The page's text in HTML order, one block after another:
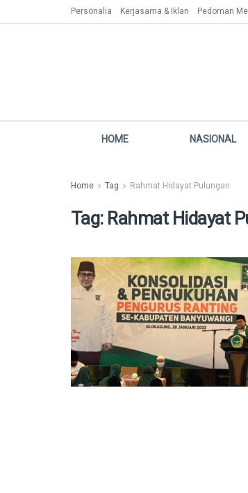
Personalia Kerjasama & Iklan Pedoman
HOME NASIONAL
Home Tag Rahmat Hidayat Pulungan
Tag: Rahmat Hidayat